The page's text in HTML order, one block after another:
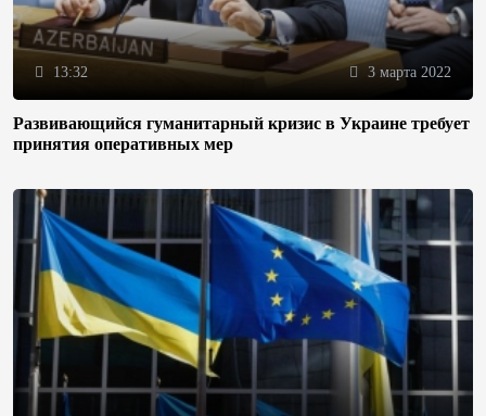
13:32 3 марта 2022
Развивающийся гуманитарный кризис в Украине требует
принятия оперативных мер